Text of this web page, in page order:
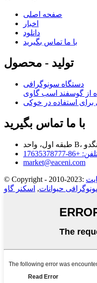
صفحه اصلی
اخبار
دانلود
با ما تماس بگیرید
تولید - محصول
دستگاه سونوگرافی
از گوسفند اسب گاوی
استفاده در خوکی
با ما تماس بگیرید
+86-17635378777
market@eaceni.com
حیوانات, اسکنر گاو